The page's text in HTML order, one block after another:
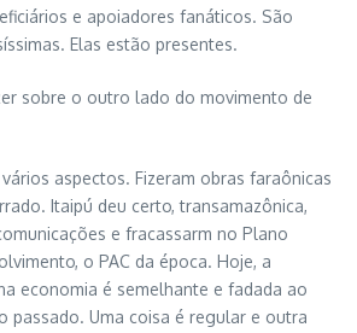
e apoiadores fanáticos. São
Elas estão presentes.
sobre o outro lado do movimento de
aspectos. Fizeram obras faraônicas
Itaipú deu certo, transamazônica,
e fracassarm no Plano
o PAC da época. Hoje, a
economia é semelhante e fadada ao
passado. Uma coisa é regular e outra